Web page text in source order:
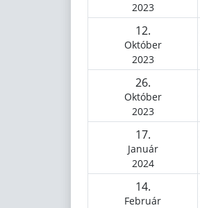
2023
12.
Október
2023
26.
Október
2023
17.
Január
2024
14.
Február